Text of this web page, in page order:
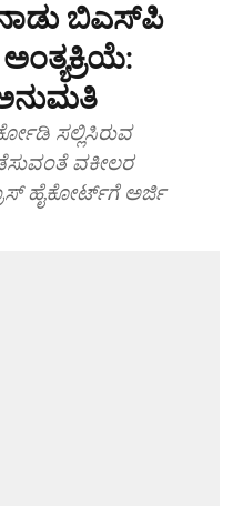
ಬಿಎಸ್‌ಪಿ
ಸಲ್ಲಿಸಿರುವ
ವಕೀಲರ
ಹೈಕೋರ್ಟ್‌ಗೆ ಅರ್ಜಿ